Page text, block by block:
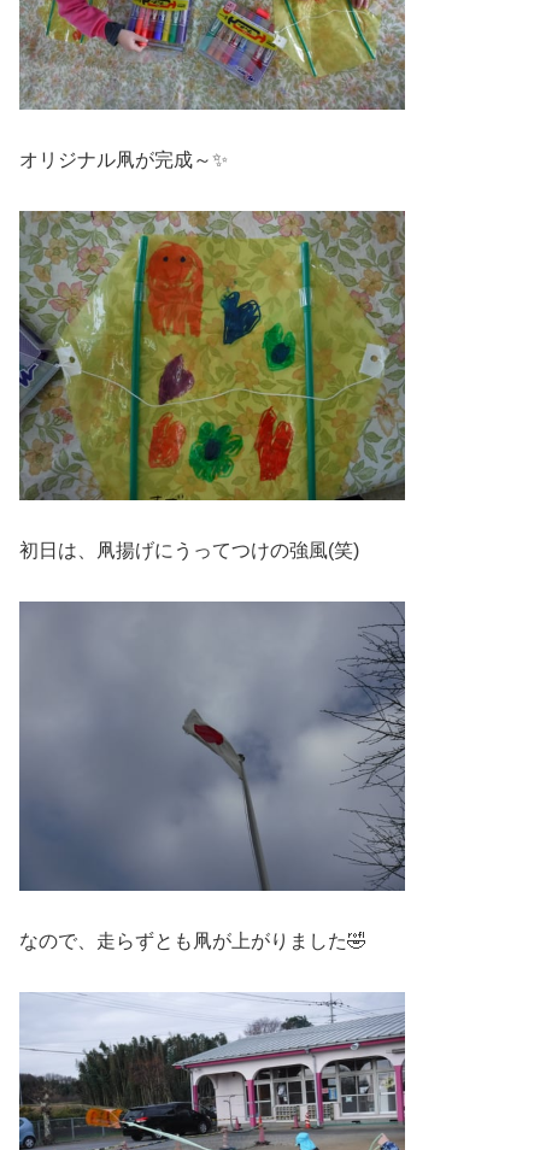
オリジナル凧が完成～✨
初日は、凧揚げにうってつけの強風(笑)
なので、走らずとも凧が上がりました🤣